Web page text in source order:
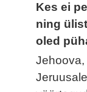
Kes ei
ning
oled
Jehoova,